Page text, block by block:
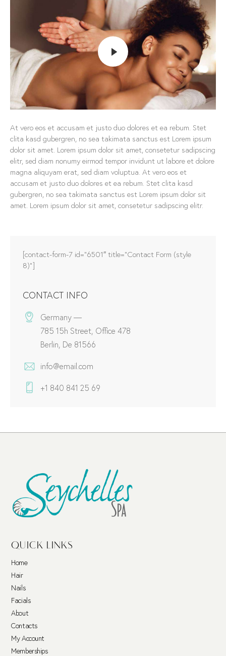
At vero eos et accusam et justo duo dolores et ea rebum. Stet
clita kasd gubergren, no sea takimata sanctus est Lorem ipsum
dolor sit amet. Lorem ipsum dolor sit amet, consetetur sadipscing
elitr, sed diam nonumy eirmod tempor invidunt ut labore et dolore
magna aliquyam erat, sed diam voluptua. At vero eos et
accusam et justo duo dolores et ea rebum. Stet clita kasd
gubergren, no sea takimata sanctus est Lorem ipsum dolor sit
amet. Lorem ipsum dolor sit amet, consetetur sadipscing elitr.
[contact-form-7 id=”6501″ title=”Contact Form (style
8)”]
CONTACT INFO
Germany —
785 15h Street, Office 478
Berlin, De 81566
info@email.com
+1 840 841 25 69
QUICK LINKS
Home
Hair
Nails
Facials
About
Contacts
My Account
Memberships